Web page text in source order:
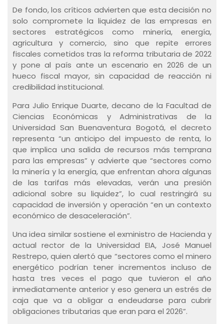
De fondo, los críticos advierten que esta decisión no
solo compromete la liquidez de las empresas en
sectores estratégicos como minería, energía,
agricultura y comercio, sino que repite errores
fiscales cometidos tras la reforma tributaria de 2022
y pone al país ante un escenario en 2026 de un
hueco fiscal mayor, sin capacidad de reacción ni
credibilidad institucional.
Para Julio Enrique Duarte, decano de la Facultad de
Ciencias Económicas y Administrativas de la
Universidad San Buenaventura Bogotá, el decreto
representa “un anticipo del impuesto de renta, lo
que implica una salida de recursos más temprana
para las empresas” y advierte que “sectores como
la minería y la energía, que enfrentan ahora algunas
de las tarifas más elevadas, verán una presión
adicional sobre su liquidez”, lo cual restringirá su
capacidad de inversión y operación “en un contexto
económico de desaceleración”.
Una idea similar sostiene el exministro de Hacienda y
actual rector de la Universidad EIA, José Manuel
Restrepo, quien alertó que “sectores como el minero
energético podrían tener incrementos incluso de
hasta tres veces el pago que tuvieron el año
inmediatamente anterior y eso genera un estrés de
caja que va a obligar a endeudarse para cubrir
obligaciones tributarias que eran para el 2026”.